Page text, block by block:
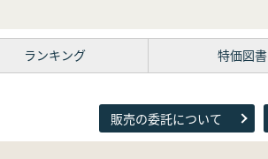
ランキング 特価図書
販売の委託について